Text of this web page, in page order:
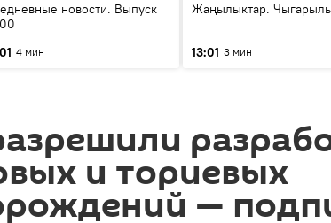
новости. Выпуск
4 мин
Жаңылыктар.
13:01 3 мин
и ториевых
—